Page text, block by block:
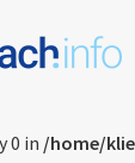
0 in /home/